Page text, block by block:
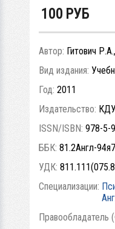
100 РУБ
Автор: Гитович
Вид издания:
Год: 2011
Издательство: КДУ
ISSN/ISBN: 978-5-
ББК: 81.2Англ-
УДК:
Специализации:
Правообладатель